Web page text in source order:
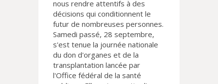
nous rendre attentifs à des
décisions qui conditionnent le
futur de nombreuses personnes.
Samedi passé, 28 septembre,
s'est tenue la journée nationale
du don d'organes et de la
transplantation lancée par
l'Office fédéral de la santé